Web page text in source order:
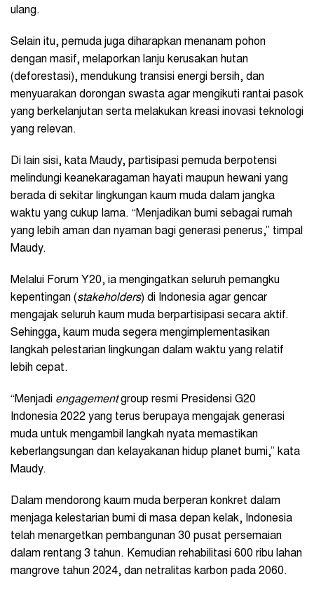
ulang.
Selain itu, pemuda juga diharapkan menanam pohon
dengan masif, melaporkan lanju kerusakan hutan
(deforestasi), mendukung transisi energi bersih, dan
menyuarakan dorongan swasta agar mengikuti rantai pasok
yang berkelanjutan serta melakukan kreasi inovasi teknologi
yang relevan.
Di lain sisi, kata Maudy, partisipasi pemuda berpotensi
melindungi keanekaragaman hayati maupun hewani yang
berada di sekitar lingkungan kaum muda dalam jangka
waktu yang cukup lama. “Menjadikan bumi sebagai rumah
yang lebih aman dan nyaman bagi generasi penerus,” timpal
Maudy.
Melalui Forum Y20, ia mengingatkan seluruh pemangku
kepentingan (stakeholders) di Indonesia agar gencar
mengajak seluruh kaum muda berpartisipasi secara aktif.
Sehingga, kaum muda segera mengimplementasikan
langkah pelestarian lingkungan dalam waktu yang relatif
lebih cepat.
“Menjadi engagementgroup resmi Presidensi G20
Indonesia 2022 yang terus berupaya mengajak generasi
muda untuk mengambil langkah nyata memastikan
keberlangsungan dan kelayakanan hidup planet bumi,” kata
Maudy.
Dalam mendorong kaum muda berperan konkret dalam
menjaga kelestarian bumi di masa depan kelak, Indonesia
telah menargetkan pembangunan 30 pusat persemaian
dalam rentang 3 tahun. Kemudian rehabilitasi 600 ribu lahan
mangrove tahun 2024, dan netralitas karbon pada 2060.